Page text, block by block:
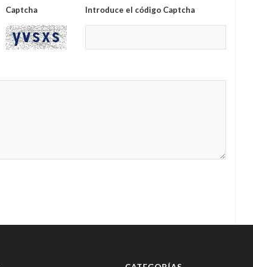
Captcha Introduce el código Captcha